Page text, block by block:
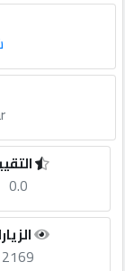
أضف
مطلوب
طلب
0.0
2169